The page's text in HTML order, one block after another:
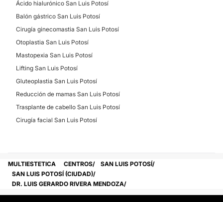
Depilación láser
Dieta
Drenaje linfático
Radiofrecuencia
Tratamientos anticelulíticos
Cavitación
CIRUGÍA BARIÁTRICA
Ácido hialurónico San Luis Potosí
Balón gástrico San Luis Potosí
Cirugía ginecomastia San Luis Potosí
Otoplastia San Luis Potosí
Mastopexia San Luis Potosí
Lifting San Luis Potosí
Gluteoplastia San Luis Potosí
Reducción de mamas San Luis Potosí
Trasplante de cabello San Luis Potosí
Cirugía facial San Luis Potosí
MULTIESTETICA CENTROS
SAN LUIS POTOSÍ
SAN LUIS POTOSÍ (CIUDAD)
DR. LUIS GERARDO RIVERA MENDOZA